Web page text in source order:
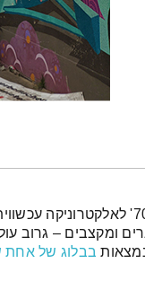
בין סול ופ'אנק של שנות ה-60' וה-70'
ומקצבים – גרוב
בבלוג של